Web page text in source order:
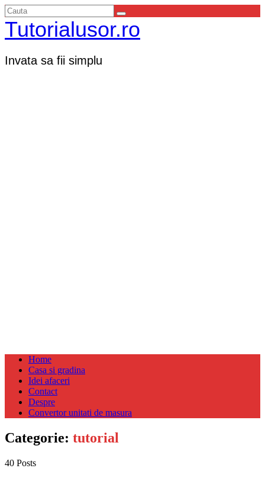
Tutorialusor.ro
Invata sa fii simplu
Home
Casa si gradina
Idei afaceri
Contact
Despre
Convertor unitati de masura
Categorie: tutorial
40 Posts